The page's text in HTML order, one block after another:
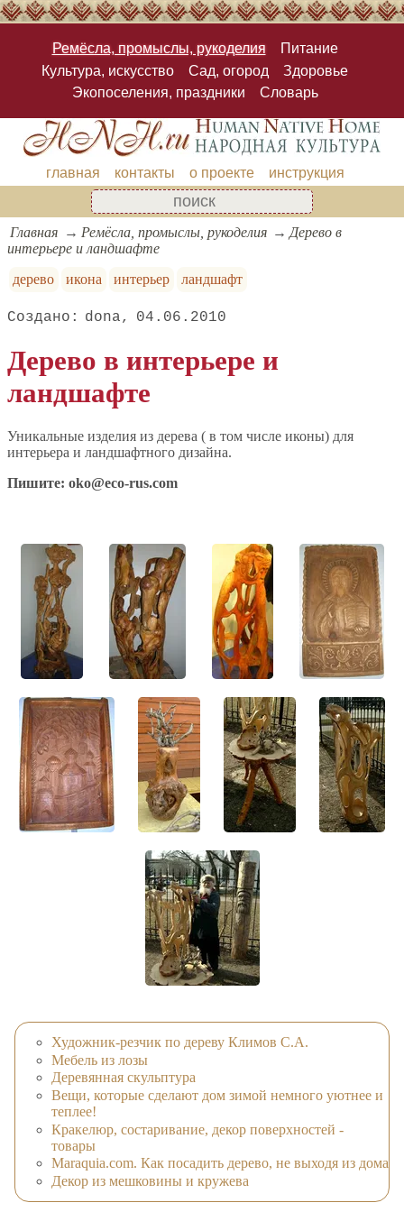
Ремёсла, промыслы, рукоделия
Питание
Культура, искусство
Сад, огород
Здоровье
Экопоселения, праздники
Словарь
главная контакты о проекте инструкция
Главная Ремёсла, промыслы, рукоделия
Дерево в
интерьере и ландшафте
дерево
икона интерьер ландшафт
dona 04.06.2010
Дерево в интерьере и
ландшафте
Уникальные изделия из дерева ( в том числе иконы) для
интерьера и ландшафтного дизайна.
Пишите: oko@eco-rus.com
Художник-резчик по дереву Климов С.А.
Мебель из лозы
Деревянная скульптура
Вещи, которые сделают дом зимой немного уютнее и
теплее!
Кракелюр, состаривание, декор поверхностей -
товары
Maraquia.com. Как посадить дерево, не выходя из дома
Декор из мешковины и кружева